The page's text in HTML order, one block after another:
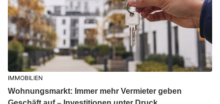
IMMOBILIEN
Wohnungsmarkt: Immer mehr Vermieter geben